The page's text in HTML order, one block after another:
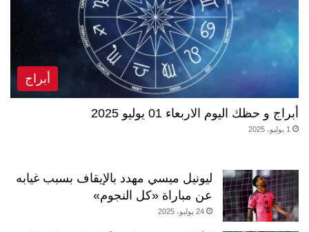
أبراج
أبراج و حظك اليوم الاربعاء 01 يوليو 2025
1 يوليو، 2025
ليونيل ميسي مهدد بالإيقاف بسبب غيابه
عن مباراة «كل النجوم»
24 يوليو، 2025